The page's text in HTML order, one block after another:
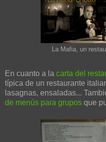
La Mafia, un
En cuanto a la carta del
típica de un restaurante
lasagnas, ensaladas...
de menús para grupos que